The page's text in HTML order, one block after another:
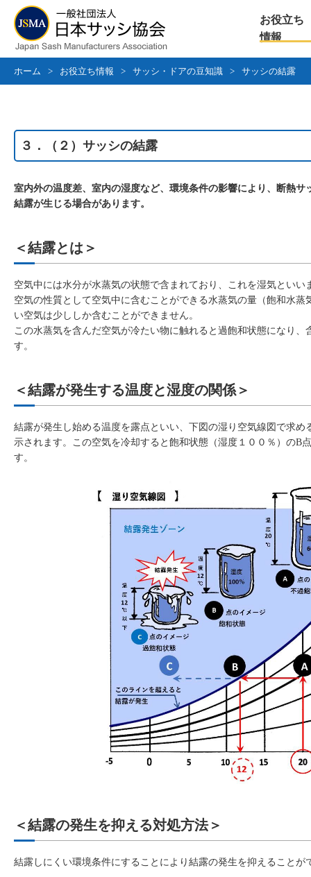
お役立ち
情報
ホーム > お役立ち情報 > サッシ・ドアの豆知識 > サッシの結露
３．（２）サッシの結露
室内外の温度差、室内の湿度など、環境条件の影響により、断熱
結露が生じる場合があります。
＜結露とは＞
空気中には水分が水蒸気の状態で含まれており、これを湿気といい
空気の性質として空気中に含むことができる水蒸気の量（飽和水
い空気は少ししか含むことができません。
この水蒸気を含んだ空気が冷たい物に触れると過飽和状態になり
す。
＜結露が発生する温度と湿度の関係＞
結露が発生し始める温度を露点といい、下図の湿り空気線図で求
示されます。この空気を冷却すると飽和状態（湿度１００％）の
す。
＜結露の発生を抑える対処方法＞
結露しにくい環境条件にすることにより結露の発生を抑えることが